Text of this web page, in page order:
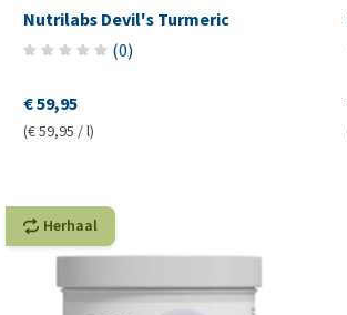
Nutrilabs Devil's Turmeric
(0)
€ 59,95
(€ 59,95 / l)
Herhaal